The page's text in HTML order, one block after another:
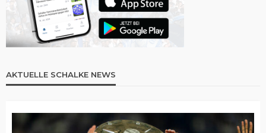
AKTUELLE SCHALKE NEWS